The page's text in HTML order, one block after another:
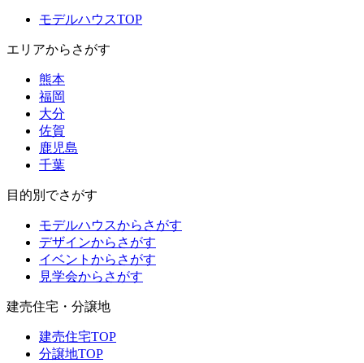
モデルハウスTOP
エリアからさがす
熊本
福岡
大分
佐賀
鹿児島
千葉
目的別でさがす
モデルハウスからさがす
デザインからさがす
イベントからさがす
見学会からさがす
建売住宅・分譲地
建売住宅TOP
分譲地TOP